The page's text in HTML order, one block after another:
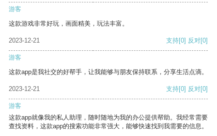
游客
这款游戏非常好玩，画面精美，玩法丰富。
2023-12-21 支持[0] 反对[0]
游客
这款app是我社交的好帮手，让我能够与朋友保持联系，分享生活点滴。
2023-12-21 支持[0] 反对[0]
游客
这款app就像我的私人助理，随时随地为我的办公提供帮助。我经常需要
查找资料，这款app的搜索功能非常强大，能够快速找到我需要的信息。